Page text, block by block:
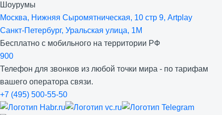
Шоурумы
Москва, Нижняя Сыро­мятническая, 10 стр 9, Artplay
Санкт-Петербург, Уральская улица, 1М
Бесплатно с мобильного на территории РФ
900
Телефон для звонков из любой точки мира - по тарифам
вашего оператора связи.
+7 (495) 500-55-50